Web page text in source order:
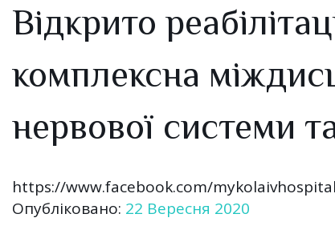
Відкрито
комплексна
нервової системи
https://www.facebook.com/
Опубліковано: 22 Вересня 2020